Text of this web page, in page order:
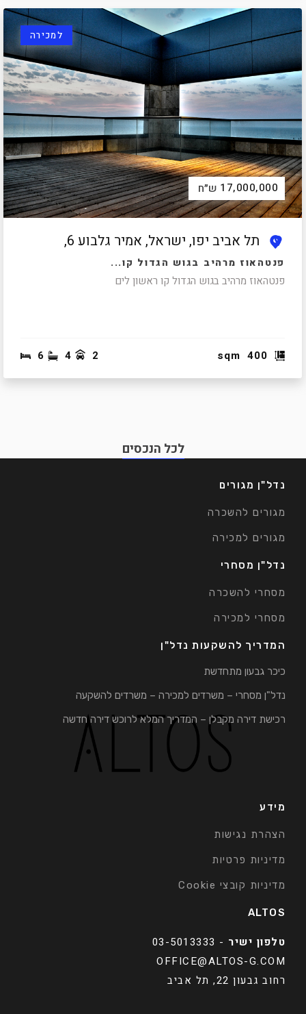
למכירה
17,000,000 ש״ח
תל אביב יפו, ישראל, אמיר גלבוע 6,
פנטהאוז מרהיב בגוש הגדול קו...
פנטהאוז מרהיב בגוש הגדול קו ראשון לים
sqm 400
6 4 2
לכל הנכסים
נדל"ן מגורים
מגורים להשכרה
מגורים למכירה
נדל"ן מסחרי
מסחרי להשכרה
מסחרי למכירה
המדריך להשקעות נדל"ן
כיכר גבעון מתחדשת
נדל"ן מסחרי – משרדים למכירה – משרדים להשקעה
רכישת דירה מקבלן – המדריך המלא לרוכש דירה חדשה
מידע
הצהרת נגישות
מדיניות פרטיות
מדיניות קובצי Cookie
ALTOS
טלפון ישיר -
03-5013333
OFFICE@ALTOS-G.COM
רחוב גבעון 22, תל אביב